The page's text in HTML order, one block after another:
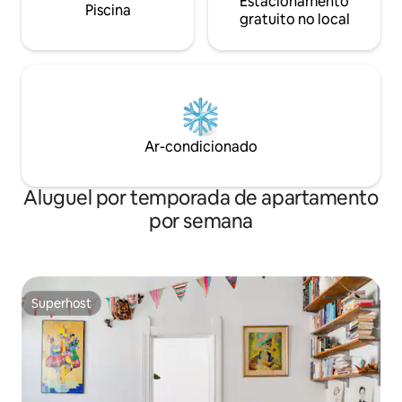
Piscina
gratuito no local
Ar-condicionado
Aluguel por temporada de apartamento
por semana
Superhost
Superhost